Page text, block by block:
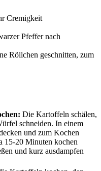
Cremigkeit
Pfeffer nach
Röllchen geschnitten, zum
Die Kartoffeln schälen,
schneiden. In einem
und zum Kochen
15-20 Minuten kochen
und kurz ausdampfen